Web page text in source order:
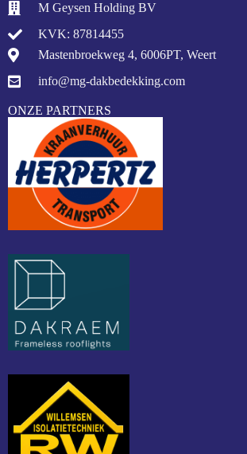
M Geysen Holding BV
KVK: 87814455
Mastenbroekweg 4, 6006PT, Weert
info@mg-dakbedekking.com
ONZE PARTNERS